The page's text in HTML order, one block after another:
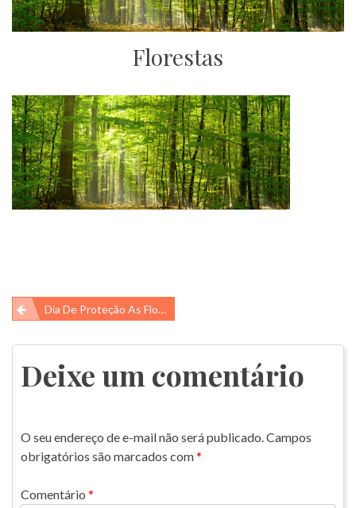
Florestas
Navegação
de
Post
Dia De Proteção As Florestas
Deixe um comentário
O seu endereço de e-mail não será publicado.Campos
obrigatórios são marcados com*
Comentário *